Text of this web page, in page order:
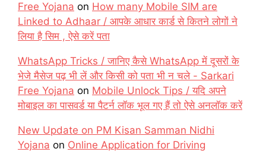
Free Yojana on How many Mobile SIM are
Linked to Adhaar / आपके आधार कार्ड से कितने लोगों ने
लिया है सिम , ऐसे करें पता
WhatsApp Tricks / जानिए कैसे WhatsApp में दूसरों के
भेजे मैसेज पढ़ भी लें और किसी को पता भी न चले - Sarkari
Free Yojana on Mobile Unlock Tips / यदि अपने
मोबाइल का पासवर्ड या पैटर्न लॉक भूल गए हैं तो ऐसे अनलॉक करें
New Update on PM Kisan Samman Nidhi
Yojana on Online Application for Driving